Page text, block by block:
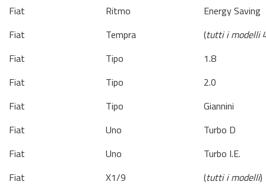
Fiat
Ritmo
Energy Saving
Fiat
Tempra (tutti i modelli
Fiat
Tipo
1.8
Fiat
Tipo
2.0
Fiat
Tipo
Giannini
Fiat
Uno
Turbo D
Fiat
Uno
Turbo I.E.
Fiat
X1/9 (tutti i modelli)